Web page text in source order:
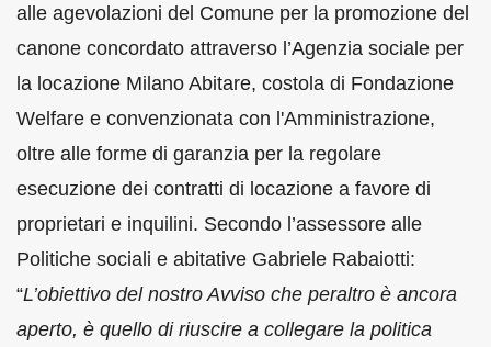
alle agevolazioni del Comune per la promozione del
canone concordato attraverso l’Agenzia sociale per
la locazione Milano Abitare, costola di Fondazione
Welfare e convenzionata con l'Amministrazione,
oltre alle forme di garanzia per la regolare
esecuzione dei contratti di locazione a favore di
proprietari e inquilini. Secondo l’assessore alle
Politiche sociali e abitative Gabriele Rabaiotti:
“L’obiettivo del nostro Avviso che peraltro è ancora
aperto, è quello di riuscire a collegare la politica